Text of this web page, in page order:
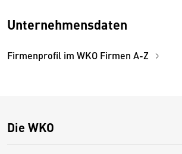
Unternehmensdaten
Firmenprofil im WKO Firmen A-Z
Die WKO